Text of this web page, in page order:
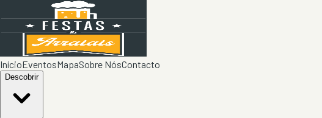
InícioEventosMapaSobre NósContacto
Descobrir